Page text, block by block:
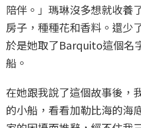
陪伴。」瑪琳沒多想就收養
房子，種種花和香料。還少
於是她取了Barquito這個名
船。
在她跟我說了這個故事後，
的小船，看看加勒比海的海